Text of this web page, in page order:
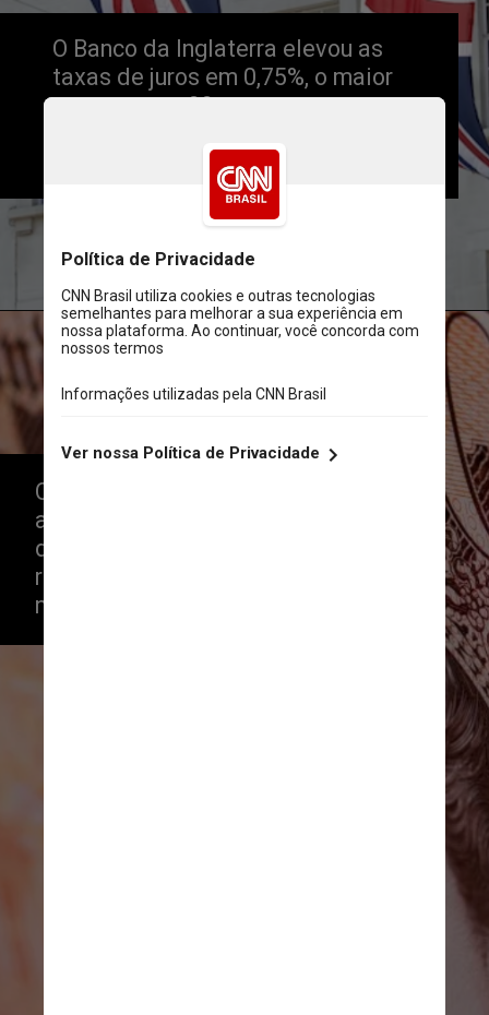
O Banco da Inglaterra elevou as
taxas de juros em 0,75%, o maior
aumento em 33 anos, enquanto
uma potencial recessão
O banco central fez seu oitavo
aumento da taxa de juros em menos
de um ano, levando sua taxa de
referência para 3%, a maior desde
novembro de 2008